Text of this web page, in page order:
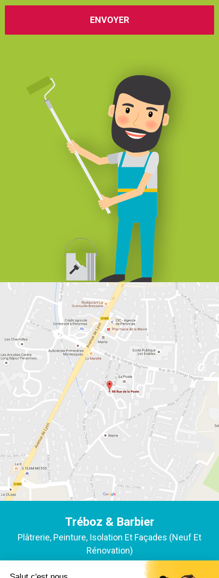
Tréboz & Barbier
Plâtrerie, Peinture, Isolation Et Façades (neuf Et
Rénovation)